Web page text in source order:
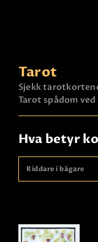
Tarot
Sjekk
Tarot spådom
Hva betyr